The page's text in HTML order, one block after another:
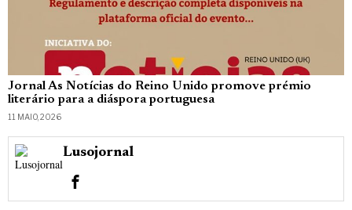
Jornal As Notícias do Reino Unido promove prémio
literário para a diáspora portuguesa
11 MAIO, 2026
Lusojornal